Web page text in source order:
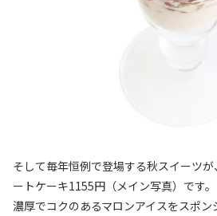
そして毎年恒例で登場する秋スイーツ
ートケーキ1155円（メイン写真）です。
濃厚でコクのあるマロンアイスをスポ